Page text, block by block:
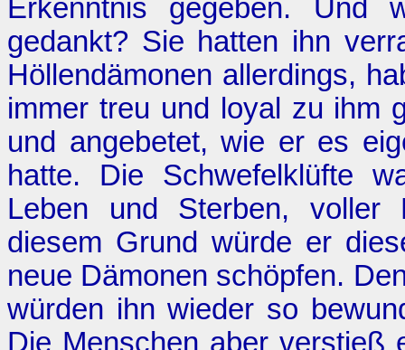
Erkenntnis gegeben. Und
gedankt? Sie hatten ihn
Höllendämonen allerdings,
immer treu und loyal zu ihm
und angebetet, wie er es
hatte. Die Schwefelklüfte
Leben und Sterben, voller
diesem Grund würde er
neue Dämonen schöpfen.
würden ihn wieder so
Die Menschen aber verstieß